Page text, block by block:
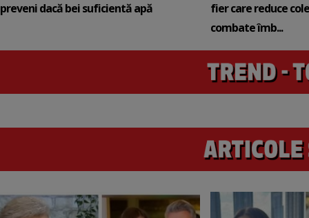
preveni dacă bei suficientă apă
fier care reduce
combate îmb...